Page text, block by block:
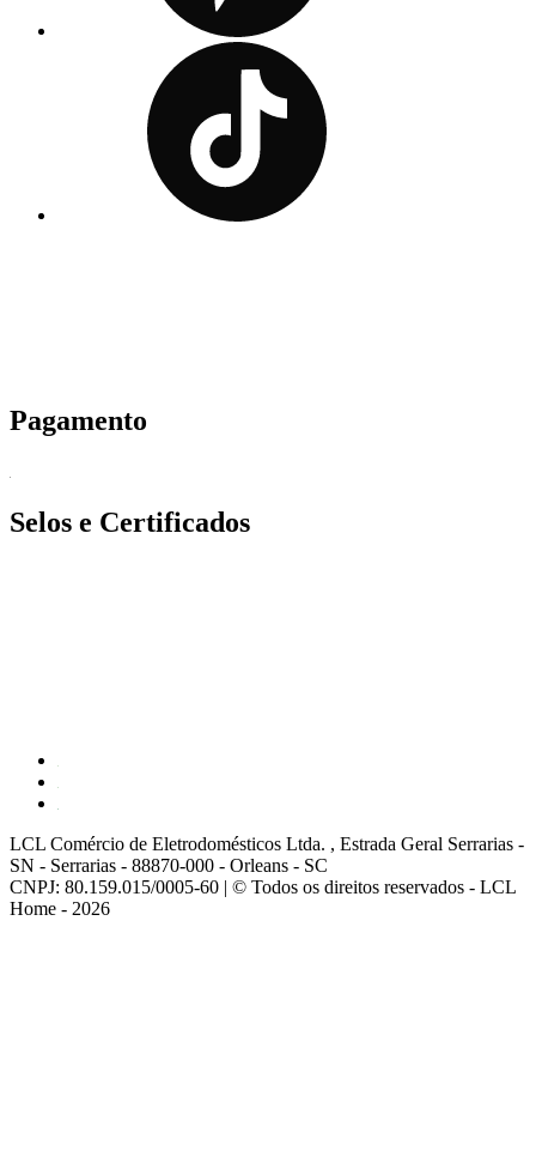
Pagamento
Selos e Certificados
LCL Comércio de Eletrodomésticos Ltda. , Estrada Geral Serrarias -
SN - Serrarias - 88870-000 - Orleans - SC
CNPJ: 80.159.015/0005-60 | © Todos os direitos reservados - LCL
Home - 2026